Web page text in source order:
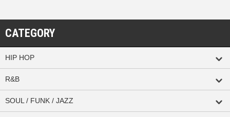
CATEGORY
HIP HOP
R&B
SOUL / FUNK / JAZZ